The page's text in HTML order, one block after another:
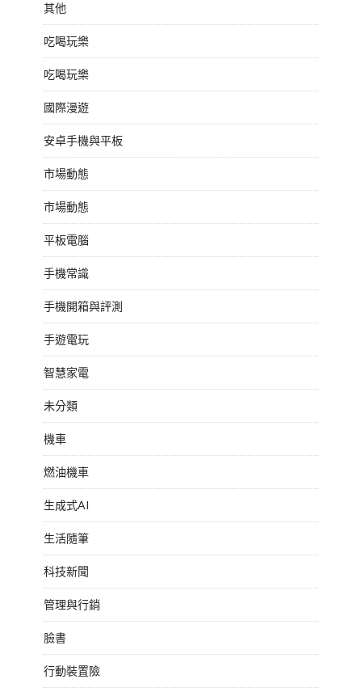
其他
吃喝玩樂
吃喝玩樂
國際漫遊
安卓手機與平板
市場動態
市場動態
平板電腦
手機常識
手機開箱與評測
手遊電玩
智慧家電
未分類
機車
燃油機車
生成式AI
生活隨筆
科技新聞
管理與行銷
臉書
行動裝置險